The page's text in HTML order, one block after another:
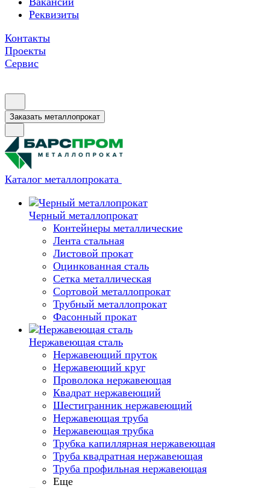
Реквизиты
Контакты
Проекты
Сервис
Заказать металлопрокат
Каталог металлопроката
Черный металлопрокат
Контейнеры металлические
Лента стальная
Листовой прокат
Оцинкованная сталь
Сетка металлическая
Сортовой металлопрокат
Трубный металлопрокат
Фасонный прокат
Нержавеющая сталь
Нержавеющий пруток
Нержавеющий круг
Проволока нержавеющая
Квадрат нержавеющий
Шестигранник нержавеющий
Нержавеющая труба
Нержавеющая трубка
Трубка капиллярная нержавеющая
Труба квадратная нержавеющая
Труба профильная нержавеющая
Еще